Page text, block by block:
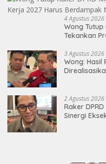
4 Agustus 2026
Wong Tutup
Tekankan
3 Agustus 2026
Wong: Hasil
2 Agustus 2026
Raker
Sinergi